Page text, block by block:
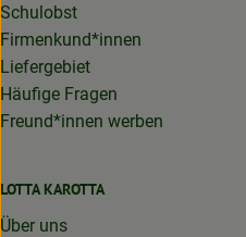
Schulobst
Firmenkund*innen
Liefergebiet
Häufige Fragen
Freund*innen werben
LOTTA KAROTTA
Über uns